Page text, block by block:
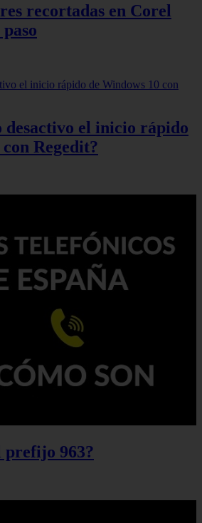
recortadas en Corel
desactivo el inicio rápido
Regedit?
prefijo 963?